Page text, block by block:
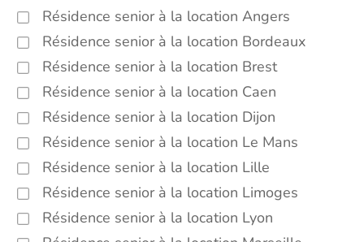
Résidence senior à la location Angers
Résidence senior à la location Bordeaux
Résidence senior à la location Brest
Résidence senior à la location Caen
Résidence senior à la location Dijon
Résidence senior à la location Le Mans
Résidence senior à la location Lille
Résidence senior à la location Limoges
Résidence senior à la location Lyon